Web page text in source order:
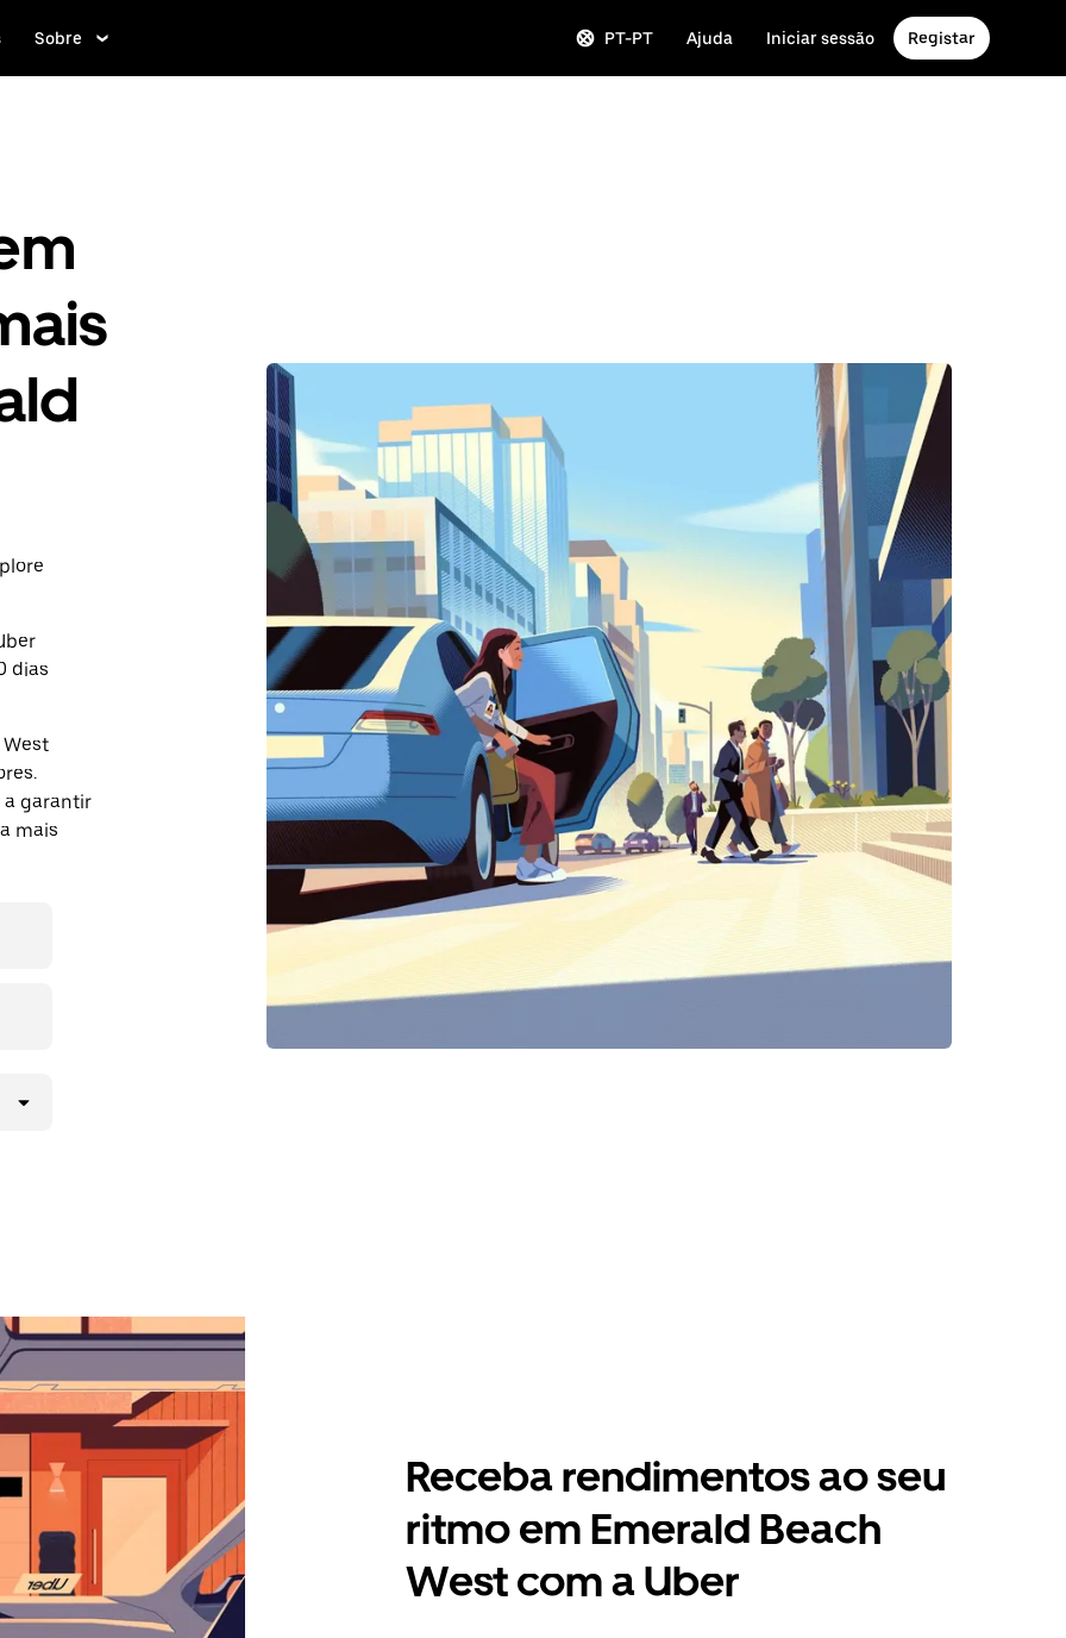
Sobre PT-PT Ajuda Iniciar sessão Registar
dias
a garantir
mais
Receba rendimentos ao seu
ritmo em Emerald Beach
West com a Uber